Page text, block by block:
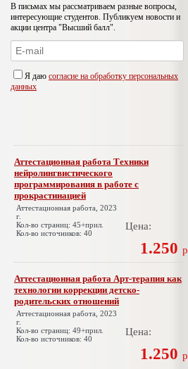
В письмах мы рассматриваем разные вопросы,
интересующие студентов. Публикуем новости и
акции центра "Высший балл".
Я даю согласие на обработку персональных
данных
Аттестационная работа Техники
нейролингвистического
программирования в работе с
прокрастинацией
Аттестационная работа, 2023
г.
Кол-во страниц: 45+прил.
Кол-во источников: 40
Цена:
1.250 р
Аттестационная работа Арт-терапия как
технологии коррекции детско-
родительских отношений
Аттестационная работа, 2023
г.
Кол-во страниц: 49+прил.
Кол-во источников: 40
Цена:
1.250 р